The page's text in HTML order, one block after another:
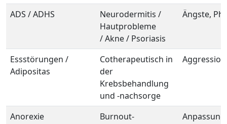
ADS / ADHS
Neurodermitis /
Hautprobleme
/ Akne / Psoriasis
Ängste,
Essstörungen /
Adipositas
Cotherapeutisch in
der
Krebsbehandlung
und -nachsorge
Anorexie
Burnout-